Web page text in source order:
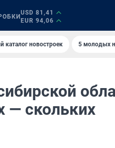
USD 81,41
EUR 94,06
каталог новостроек 5 молодых
— скольких